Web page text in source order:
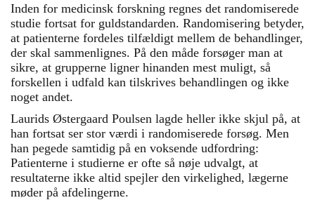
Inden for medicinsk forskning regnes det randomiserede
studie fortsat for guldstandarden. Randomisering betyder,
at patienterne fordeles tilfældigt mellem de behandlinger,
der skal sammenlignes. På den måde forsøger man at
sikre, at grupperne ligner hinanden mest muligt, så
forskellen i udfald kan tilskrives behandlingen og ikke
noget andet.
Laurids Østergaard Poulsen lagde heller ikke skjul på, at
han fortsat ser stor værdi i randomiserede forsøg. Men
han pegede samtidig på en voksende udfordring:
Patienterne i studierne er ofte så nøje udvalgt, at
resultaterne ikke altid spejler den virkelighed, lægerne
møder på afdelingerne.